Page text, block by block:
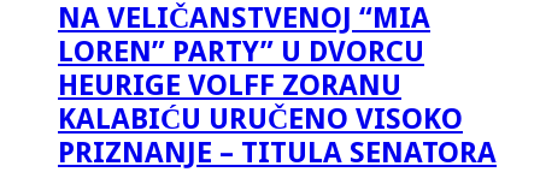
NA VELIČANSTVENOJ “MIA
LOREN” PARTY” U DVORCU
HEURIGE VOLFF ZORANU
KALABIĆU URUČENO VISOKO
PRIZNANJE – TITULA SENATORA